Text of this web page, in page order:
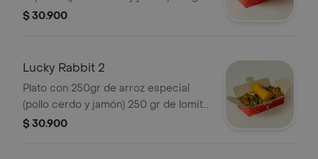
de exquisito chopshuey especial y
$ 30.900
Lucky Rabbit 2
Plato con 250gr de arroz especial
(pollo cerdo y jamón) 250 gr de lomito
de res salteado con ricos vegetales
$ 30.900